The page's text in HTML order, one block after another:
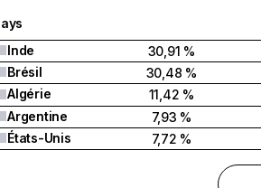
Inde
30,91 %
Brésil
30,48 %
Algérie
11,42 %
Argentine
7,93 %
États-Unis
7,72 %